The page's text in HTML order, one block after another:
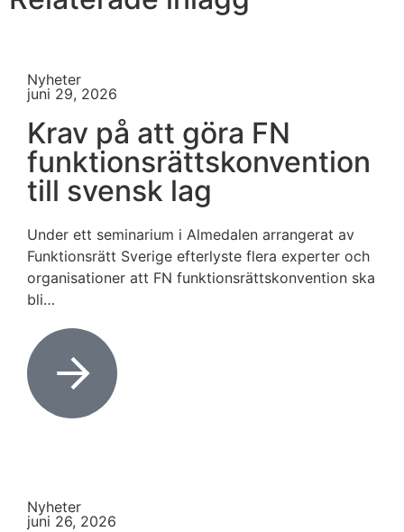
Nyheter
juni 29, 2026
Krav på att göra FN
funktionsrättskonvention
till svensk lag
Under ett seminarium i Almedalen arrangerat av
Funktionsrätt Sverige efterlyste flera experter och
organisationer att FN funktionsrättskonvention ska
bli…
Nyheter
juni 26, 2026